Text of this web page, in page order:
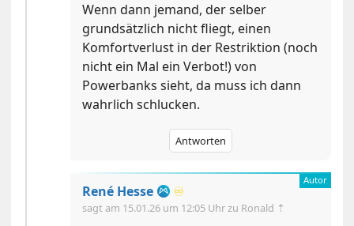
Wenn dann jemand, der selber
grundsätzlich nicht fliegt, einen
Komfortverlust in der Restriktion (noch
nicht ein Mal ein Verbot!) von
Powerbanks sieht, da muss ich dann
wahrlich schlucken.
Antworten
René Hesse ♾️
sagt am 15.01.26 um 12:05 Uhrzu Ronald ⇡